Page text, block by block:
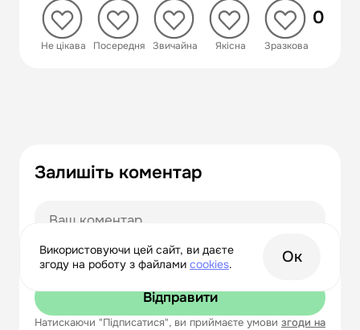
Не цікава Посередня Звичайна Якісна Зразкова
0
Залишіть коментар
Відправити
Натискаючи "Підписатися", ви приймаєте умови згоди на
Використовуючи цей сайт, ви даєте
згоду на роботу з файлами сookies. Ок